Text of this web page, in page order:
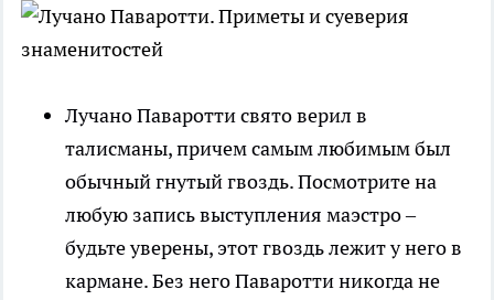
Лучано Паваротти свято верил в
талисманы, причем самым любимым был
обычный гнутый гвоздь. Посмотрите на
любую запись выступления маэстро –
будьте уверены, этот гвоздь лежит у него в
кармане. Без него Паваротти никогда не